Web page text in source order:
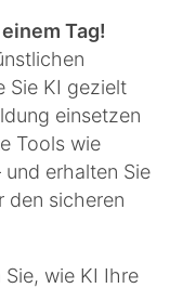
Tag!
Sie KI gezielt
einsetzen
Tools wie
und erhalten Sie
den sicheren
wie KI Ihre